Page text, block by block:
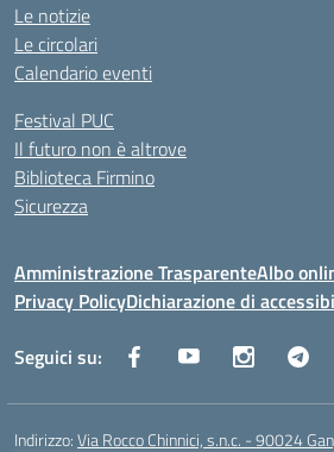
Le notizie
Le circolari
Calendario eventi
Festival PUC
Il futuro non è altrove
Biblioteca Firmino
Sicurezza
Amministrazione TrasparenteAlbo
Privacy PolicyDichiarazione di
Seguici su:
Indirizzo:Via Rocco Chinnici, s.n.c. - 90024